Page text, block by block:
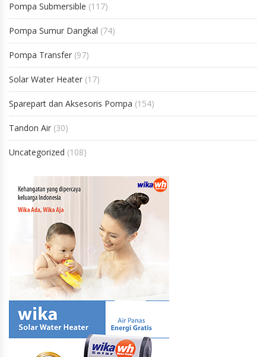
Pompa Submersible (117)
Pompa Sumur Dangkal (74)
Pompa Transfer (97)
Solar Water Heater (17)
Sparepart dan Aksesoris Pompa (154)
Tandon Air (30)
Uncategorized (108)